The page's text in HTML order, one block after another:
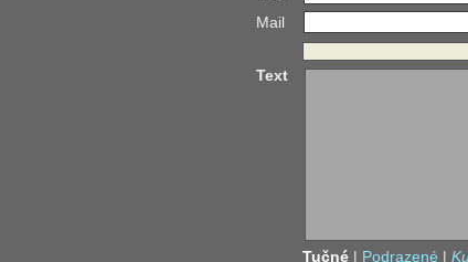
Mail
Text
Tučné| Podrazené |